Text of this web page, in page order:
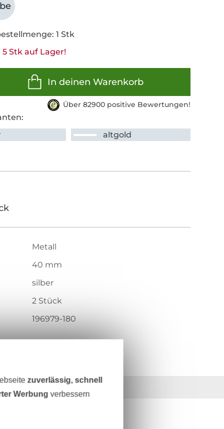
1 Stk
Stk auf Lager!
In deinen Warenkorb
Über 82900 positive Bewertungen!
altgold
Metall
40 mm
silber
2 Stück
196979-180
36 Jahre Erfahrung
zuverlässig, schnell
Werbung verbessern